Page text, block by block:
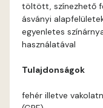
töltött, színezhető
ásványi
egyenletes
használatával
Tulajdonságok
fehér illetve